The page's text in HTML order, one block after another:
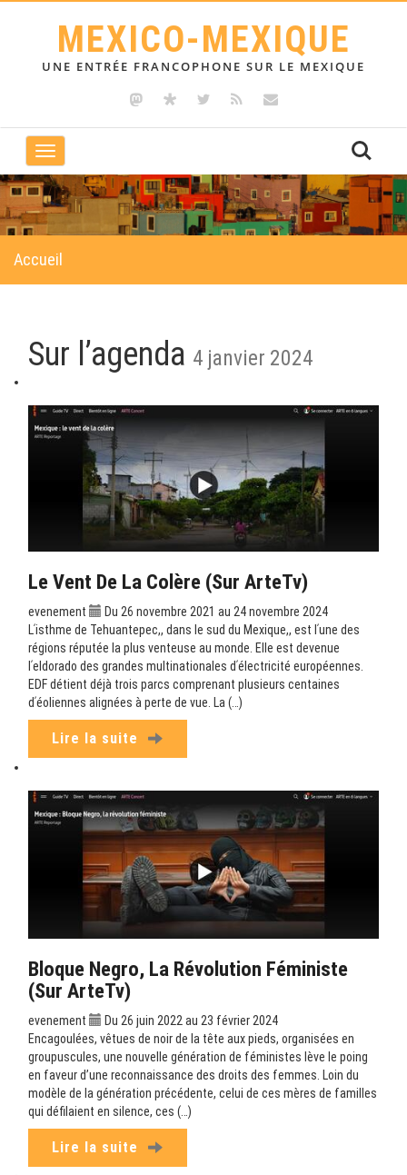
MEXICO-MEXIQUE
UNE ENTRÉE FRANCOPHONE SUR LE MEXIQUE
Toggle
navigation
Accueil
Sur l’agenda 4 janvier 2024
Le Vent De La Colère (sur ArteTv)
evenement
Du 26 novembre 2021 au 24 novembre 2024
Lʹisthme de Tehuantepec,, dans le sud du Mexique,, est lʹune des
régions réputée la plus venteuse au monde. Elle est devenue
lʹeldorado des grandes multinationales dʹélectricité européennes.
EDF détient déjà trois parcs comprenant plusieurs centaines
dʹéoliennes alignées à perte de vue. La (…)
Lire la suite
Bloque Negro, La Révolution Féministe
(sur ArteTv)
evenement
Du 26 juin 2022 au 23 février 2024
Encagoulées, vêtues de noir de la tête aux pieds, organisées en
groupuscules, une nouvelle génération de féministes lève le poing
en faveur d’une reconnaissance des droits des femmes. Loin du
modèle de la génération précédente, celui de ces mères de familles
qui défilaient en silence, ces (…)
Lire la suite